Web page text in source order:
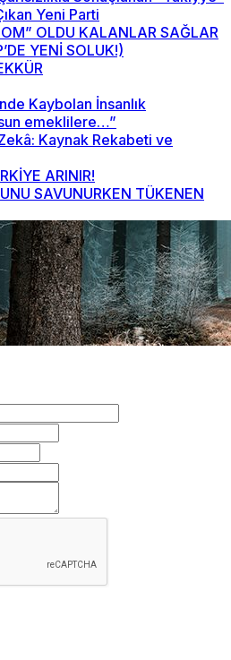
Yeni Parti
OLDU KALANLAR SAĞLAR
YENİ SOLUK!)
Kaybolan İnsanlık
emeklilere…”
Kaynak Rekabeti ve
ARINIR!
SAVUNURKEN TÜKENEN